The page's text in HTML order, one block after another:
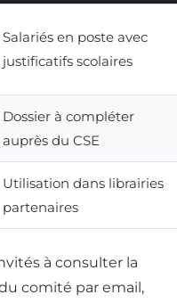
Salariés en poste avec
justificatifs scolaires
Dossier à compléter
auprès du CSE
Utilisation dans librairies
partenaires
à consulter la
comité par email,